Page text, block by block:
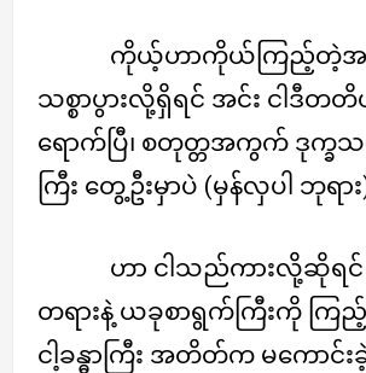
ကိုယ့်ဟာကိုယ်ကြည့်တဲ့အ
သစ္စာပွားလို့ရှိရင် အင်း ငါဒီ
ရောက်ပြီ၊ စတုတ္တအကွက် ဒုက္ခသ
ကြီး တွေ့ဦးမှာပဲ (မှန်လှပါ ဘုရား
ဟာ ငါသည်ကားလို့ဆိုရင်
တရားနဲ့ ယခုစာရွက်ကြီးကို ကြ
ငါ့ခန္ဓာကြီး အတိတ်က မကောင်း